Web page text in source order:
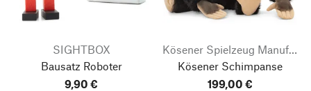
SIGHTBOX
Bausatz Roboter
9,90 €
Kösener Spielzeug Manufaktur
Kösener Schimpanse
199,00 €